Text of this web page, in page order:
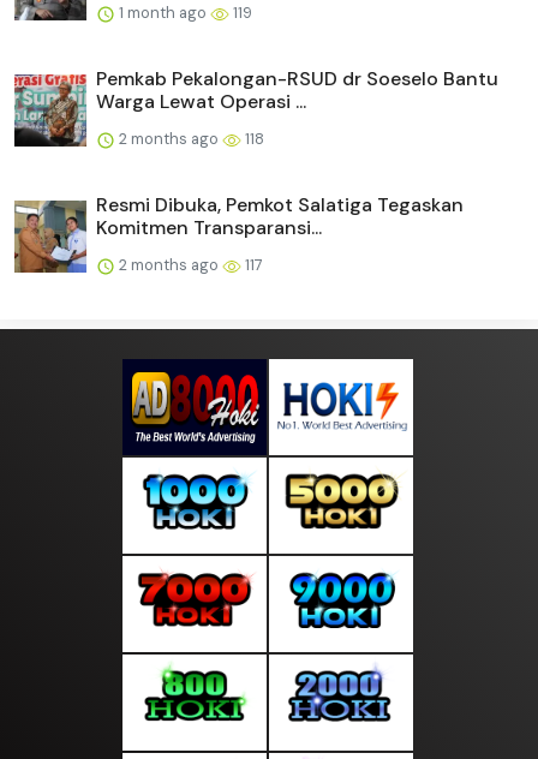
1 month ago 119
Pemkab Pekalongan-RSUD dr Soeselo Bantu
Warga Lewat Operasi ...
2 months ago 118
Resmi Dibuka, Pemkot Salatiga Tegaskan
Komitmen Transparansi...
2 months ago 117